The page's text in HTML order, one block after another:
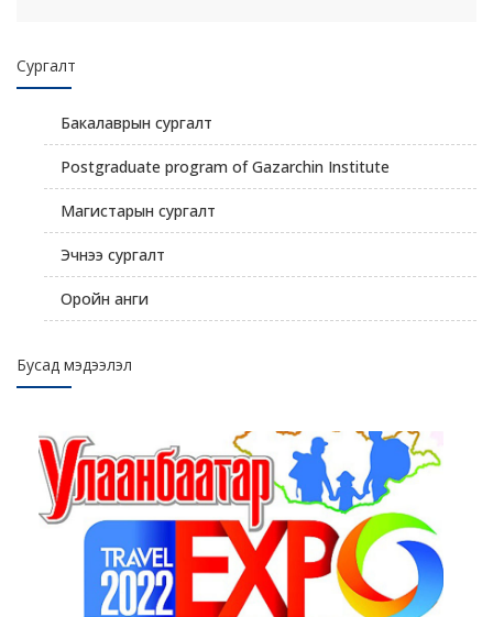
Сургалт
Бакалаврын сургалт
Postgraduate program of Gazarchin Institute
Магистарын сургалт
Эчнээ сургалт
Оройн анги
Бусад мэдээлэл